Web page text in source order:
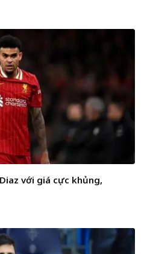
với giá cực khủng,